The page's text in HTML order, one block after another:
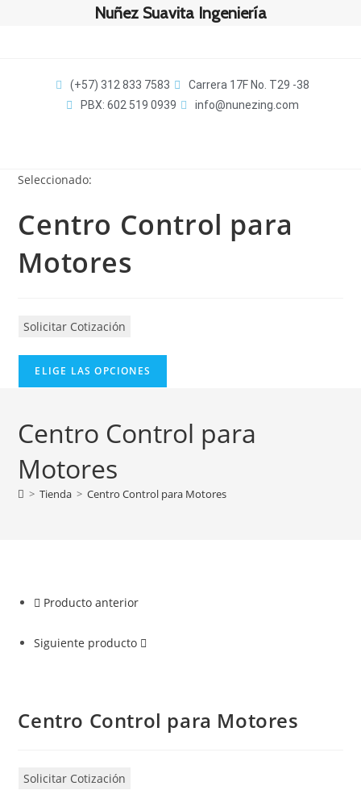
(+57) 312 833 7583
Carrera 17F No. T29 -38
PBX: 602 519 0939
info@nunezing.com
Seleccionado:
Centro Control para
Motores
Solicitar Cotización
ELIGE LAS OPCIONES
Centro Control para
Motores
> Tienda > Centro Control para Motores
Producto anterior
Siguiente producto
Centro Control para Motores
Solicitar Cotización
Nuñez Suavita Ingeniería